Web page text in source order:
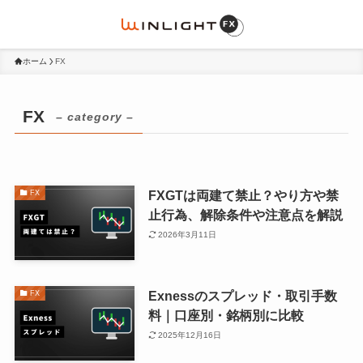
ホーム FX
FX – category –
FX
FXGTは両建て禁止？やり方や禁
止行為、解除条件や注意点を解説
2026年3月11日
FX
Exnessのスプレッド・取引手数
料｜口座別・銘柄別に比較
2025年12月16日